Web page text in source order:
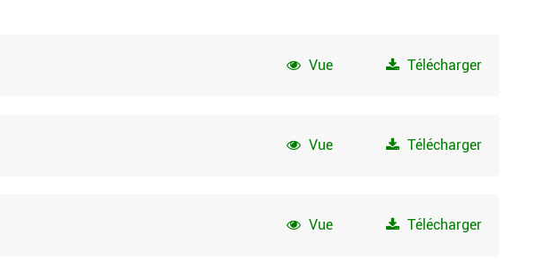
Vue Télécharger
Vue Télécharger
Vue Télécharger